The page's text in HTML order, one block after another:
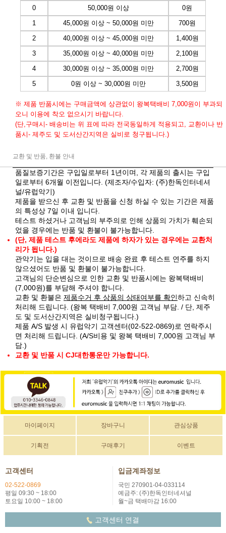
0
50,000원 이상
0원
1
45,000원 이상 ~ 50,000원 미만
700원
2
40,000원 이상 ~ 45,000원 미만
1,400원
3
35,000원 이상 ~ 40,000원 미만
2,100원
4
30,000원 이상 ~ 35,000원 미만
2,700원
5
0원 이상 ~ 30,000원 미만 3,500원
※ 제품 반품시에는 구매금액에 상관없이 왕복택배비 7,000원이 부과되
오니 이용에 착오 없으시기 바랍니다.
(단,구매시- 배송비는 위 표에 따라 전국동일하게 적용되고, 교환이나 반
품시- 제주도 및 도서산간지역은 실비로 청구됩니다.)
교환 및 반품, 환불 안내
품질보증기간은 구입일로부터 1년이며, 각 제품의 출시는 구입
일로부터 6개월 이전입니다. (제조자/수입자: (주)한독인터네셔
널/유럽악기)
제품을 받으신 후 교환 및 반품을 신청 하실 수 있는 기간은 제품
의 특성상 7일 이내 입니다.
테스트 하셨거나 고객님의 부주의로 인해 상품의 가치가 훼손되
었을 경우에는 반품 및 환불이 불가능합니다.
(단, 제품 테스트 후에라도 제품에 하자가 있는 경우에는 교환처
리가 됩니다.)
관악기는 입을 대는 것이므로 배송 완료 후 테스트 연주를 하지
않으셨어도 반품 및 환불이 불가능합니다.
고객님의 단순변심으로 인한 교환 및 반품시에는 왕복택배비
(7,000원)를 부담해 주셔야 합니다.
교환 및 환불은 제품수거 후 상품의 상태여부를 확인하고 신속히
처리해 드립니다. (왕복 택배비 7,000원 고객님 부담. / 단, 제주
도 및 도서산간지역은 실비청구됩니다.)
제품 A/S 발생 시 유럽악기 고객센터(02-522-0869)로 연락주시
면 처리해 드립니다. (A/S비용 및 왕복 택배비 7,000원 고객님 부
담.)
교환 및 반품 시 CJ대한통운만 가능합니다.
마이페이지 장바구니 관심상품
기획전 구매후기 이벤트
고객센터
02-522-0869
평일 09:30 ~ 18:00
토요일 10:00 ~ 18:00
입금계좌정보
국민 270901-04-033114
예금주: (주)한독인터네셔널
월~금 택배마감 16:00
고객센터 연결